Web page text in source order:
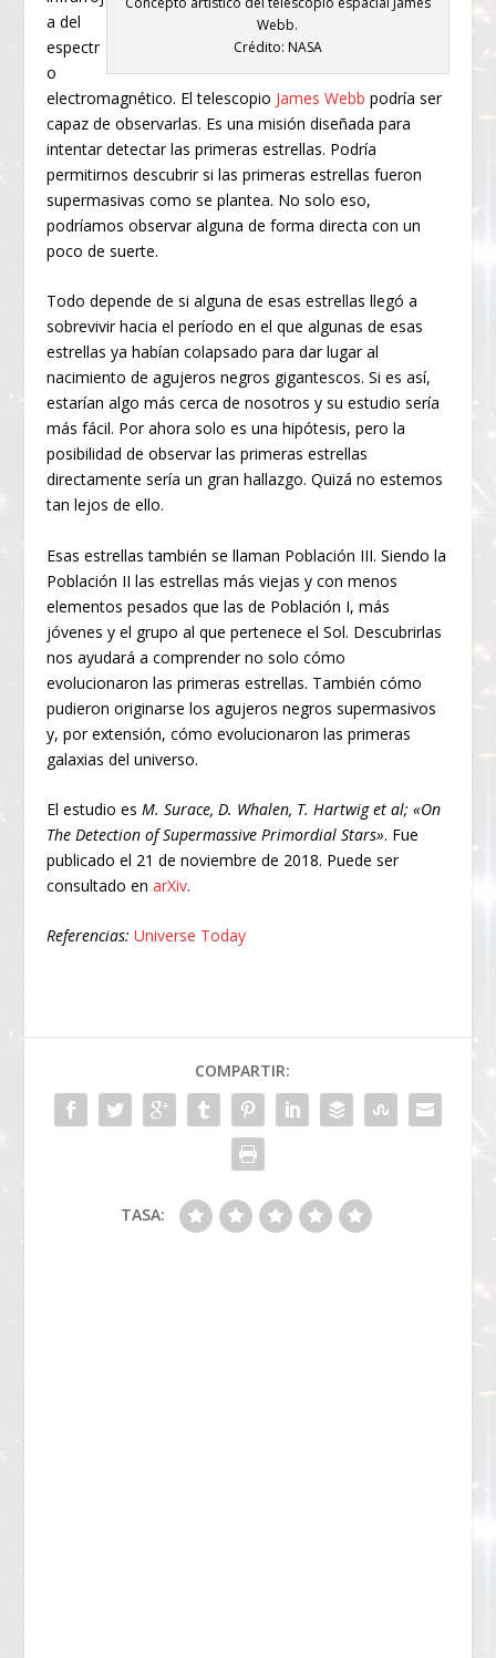
Webb.
Crédito: NASA
a del
espectr
o
electromagnético. El telescopio James Webb podría ser
capaz de observarlas. Es una misión diseñada para
intentar detectar las primeras estrellas. Podría
permitirnos descubrir si las primeras estrellas fueron
supermasivas como se plantea. No solo eso,
podríamos observar alguna de forma directa con un
poco de suerte.
Todo depende de si alguna de esas estrellas llegó a
sobrevivir hacia el período en el que algunas de esas
estrellas ya habían colapsado para dar lugar al
nacimiento de agujeros negros gigantescos. Si es así,
estarían algo más cerca de nosotros y su estudio sería
más fácil. Por ahora solo es una hipótesis, pero la
posibilidad de observar las primeras estrellas
directamente sería un gran hallazgo. Quizá no estemos
tan lejos de ello.
Esas estrellas también se llaman Población III. Siendo la
Población II las estrellas más viejas y con menos
elementos pesados que las de Población I, más
jóvenes y el grupo al que pertenece el Sol. Descubrirlas
nos ayudará a comprender no solo cómo
evolucionaron las primeras estrellas. También cómo
pudieron originarse los agujeros negros supermasivos
y, por extensión, cómo evolucionaron las primeras
galaxias del universo.
El estudio esM. Surace, D. Whalen, T. Hartwig et al; «On
The Detection of Supermassive Primordial Stars». Fue
publicado el 21 de noviembre de 2018. Puede ser
consultado enarXiv.
Referencias: Universe Today
COMPARTIR:
TASA: